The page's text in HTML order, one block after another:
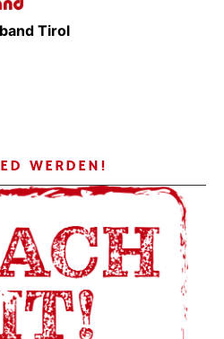
Tirol
WERDEN!